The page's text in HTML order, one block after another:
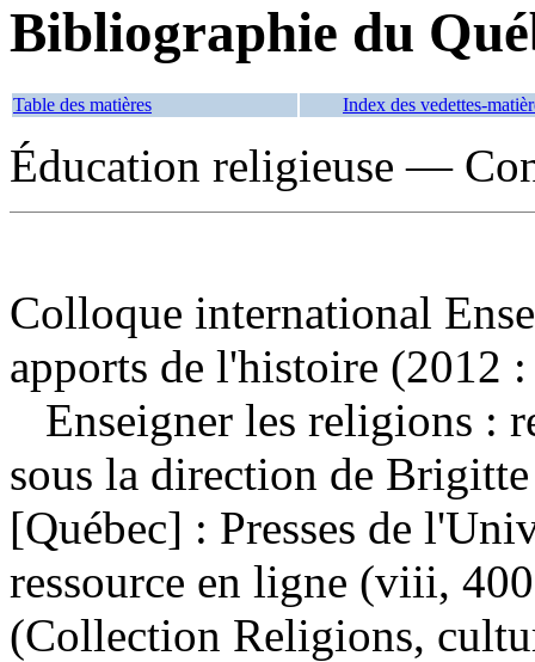
Bibliographie du
Table des matières Index des vedettes-
Éducation religieuse —
Colloque international
apports de l'histoire (2012
Enseigner les religions :
sous la direction de
[Québec] : Presses de
ressource en ligne (viii,
(Collection Religions,